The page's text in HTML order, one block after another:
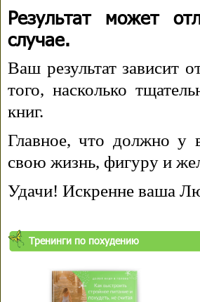
Результат может
случае.
Ваш результат зависит
того, насколько
книг.
Главное, что должно у
свою жизнь, фигуру и
Удачи! Искренне ваша
Тренинги по похудению